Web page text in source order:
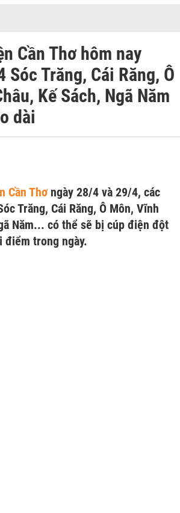
Cần Thơ hôm nay
Sóc Trăng, Cái Răng, Ô
Kế Sách, Ngã Năm
dài
Cần Thơ ngày 28/4 và 29/4, các
Trăng, Cái Răng, Ô Môn, Vĩnh
Năm... có thể sẽ bị cúp điện đột
điểm trong ngày.